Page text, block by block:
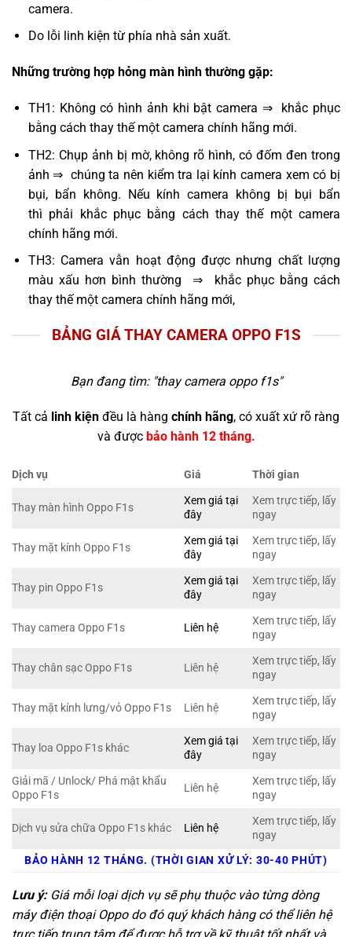
camera.
Do lỗi linh kiện từ phía nhà sản xuất.
Những trường hợp hỏng màn hình thường gặp:
TH1: Không có hình ảnh khi bật camera ⇒ khắc phục
bằng cách thay thế một camera chính hãng mới.
TH2: Chụp ảnh bị mờ, không rõ hình, có đốm đen trong
ảnh ⇒ chúng ta nên kiểm tra lại kính camera xem có bị
bụi, bẩn không. Nếu kính camera không bị bụi bẩn
thì phải khắc phục bằng cách thay thế một camera
chính hãng mới.
TH3: Camera vẫn hoạt động được nhưng chất lượng
màu xấu hơn bình thường ⇒ khắc phục bằng cách
thay thế một camera chính hãng mới,
BẢNG GIÁ THAY CAMERA OPPO F1S
Bạn đang tìm: "thay camera oppo f1s"
Tất cả linh kiện đều là hàng chính hãng, có xuất xứ rõ ràng
và được bảo hành 12 tháng.
Dịch vụ Giá Thời gian
Thay màn hình Oppo F1s
Xem giá tại
đây
Xem trực tiếp, lấy
ngay
Thay mặt kính Oppo F1s
Xem giá tại
đây
Xem trực tiếp, lấy
ngay
Thay pin Oppo F1s
Xem giá tại
đây
Xem trực tiếp, lấy
ngay
Thay camera Oppo F1s Liên hệ
Xem trực tiếp, lấy
ngay
Thay chân sạc Oppo F1s Liên hệ
Xem trực tiếp, lấy
ngay
Thay mặt kính lưng/vỏ Oppo F1s Liên hệ
Xem trực tiếp, lấy
ngay
Thay loa Oppo F1s khác
Xem giá tại
đây
Xem trực tiếp, lấy
ngay
Giải mã / Unlock/ Phá mật khẩu
Oppo F1s
Liên hệ
Xem trực tiếp, lấy
ngay
Dịch vụ sửa chữa Oppo F1s khác Liên hệ
Xem trực tiếp, lấy
ngay
BẢO HÀNH 12 THÁNG. (THỜI GIAN XỬ LÝ: 30-40 PHÚT)
Lưu ý:Giá mỗi loại dịch vụ sẽ phụ thuộc vào từng dòng
máy điện thoại Oppo do đó quý khách hàng có thể liên hệ